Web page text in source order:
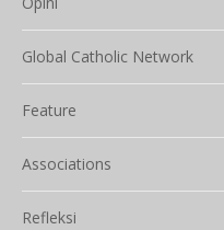
Global Catholic Network
Feature
Associations
Refleksi